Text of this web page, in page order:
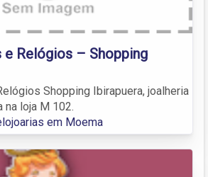
e Relógios – Shopping
Shopping Ibirapuera, joalheria
na loja M 102.
em Moema